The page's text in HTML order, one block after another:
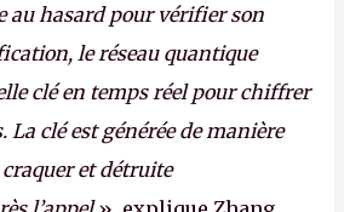
au hasard pour vérifier son
le réseau quantique
clé en temps réel pour chiffrer
La clé est générée de manière
et détruite